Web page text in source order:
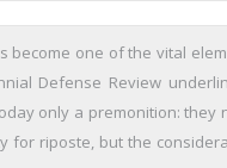
become one of the vital
Defense Review
only a premonition: they
for riposte, but the